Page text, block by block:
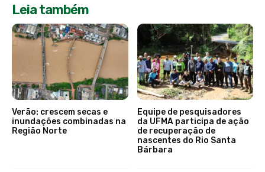
Leia também
Verão: crescem secas e
inundações combinadas na
Região Norte
Equipe de pesquisadores
da UFMA participa de ação
de recuperação de
nascentes do Rio Santa
Bárbara